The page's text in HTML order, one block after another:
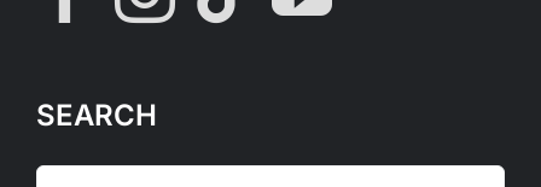
SEARCH
Search